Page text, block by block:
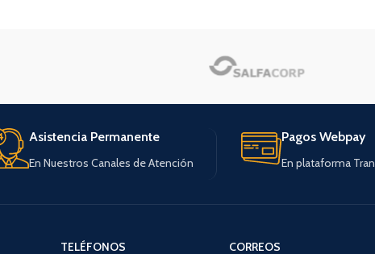
Asistencia Permanente
En Nuestros Canales de Atención
Pagos Webpay
En plataforma
TELÉFONOS CORREOS